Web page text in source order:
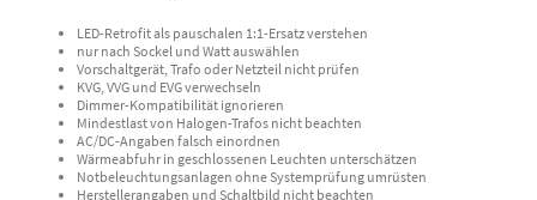
LED-Retrofit als pauschalen 1:1-Ersatz verstehen
nur nach Sockel und Watt auswählen
Vorschaltgerät, Trafo oder Netzteil nicht prüfen
KVG, VVG und EVG verwechseln
Dimmer-Kompatibilität ignorieren
Mindestlast von Halogen-Trafos nicht beachten
AC/DC-Angaben falsch einordnen
Wärmeabfuhr in geschlossenen Leuchten unterschätzen
Notbeleuchtungsanlagen ohne Systemprüfung umrüsten
Herstellerangaben und Schaltbild nicht beachten